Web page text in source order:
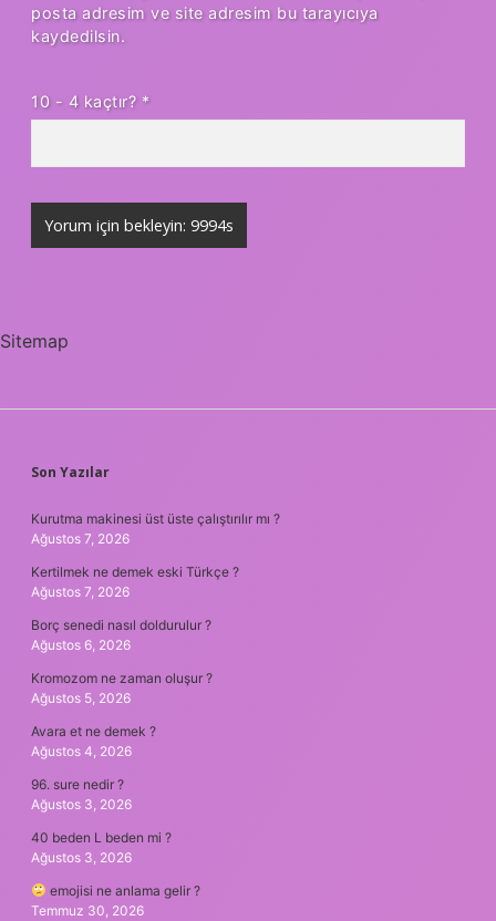
posta adresim ve site adresim bu tarayıcıya
kaydedilsin.
10 - 4 kaçtır? *
Sitemap
SIDEBAR
Son Yazılar
Kurutma makinesi üst üste çalıştırılır mı ?
Ağustos 7, 2026
Kertilmek ne demek eski Türkçe ?
Ağustos 7, 2026
Borç senedi nasıl doldurulur ?
Ağustos 6, 2026
Kromozom ne zaman oluşur ?
Ağustos 5, 2026
Avara et ne demek ?
Ağustos 4, 2026
96. sure nedir ?
Ağustos 3, 2026
40 beden L beden mi ?
Ağustos 3, 2026
emojisi ne anlama gelir ?
Temmuz 30, 2026